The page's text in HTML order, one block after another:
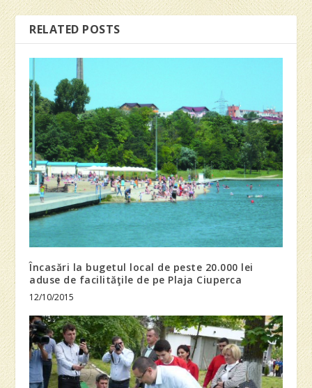
RELATED POSTS
Încasări la bugetul local de peste 20.000 lei
aduse de facilităţile de pe Plaja Ciuperca
12/10/2015